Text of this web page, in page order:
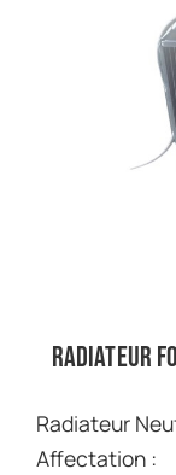
Radiateur
Radiateur
Affectation :